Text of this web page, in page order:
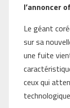
l’annoncer
Le géant
sur sa
une fuite
ceux qui